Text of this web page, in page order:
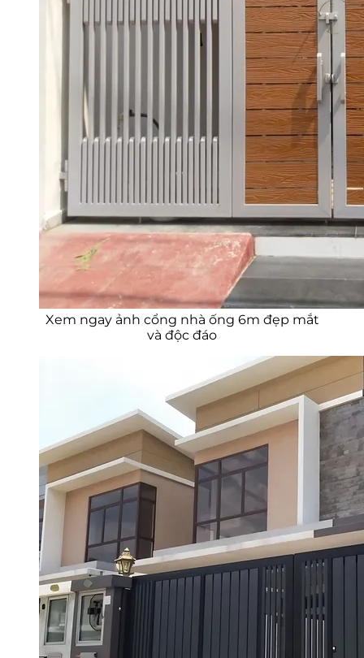
Xem ngay ảnh cổng nhà ống 6m đẹp mắt
và độc đáo